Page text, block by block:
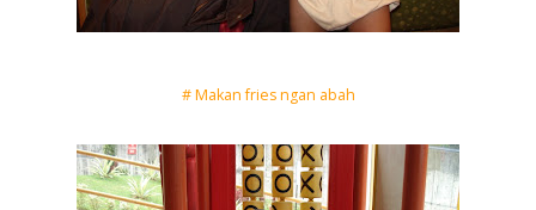
# Makan fries ngan abah